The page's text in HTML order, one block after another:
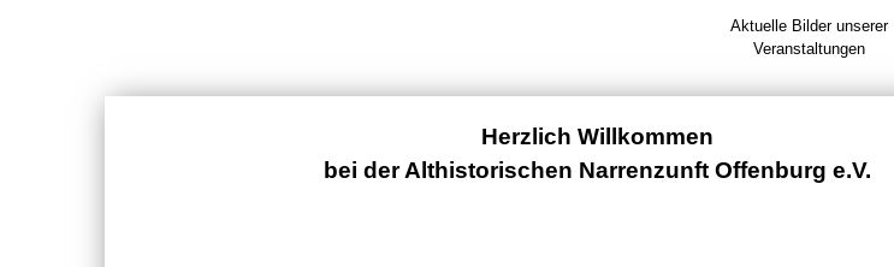
Aktuelle Bilder unserer
Veranstaltungen
Herzlich Willkommen
bei der Althistorischen Narrenzunft Offenburg e.V.